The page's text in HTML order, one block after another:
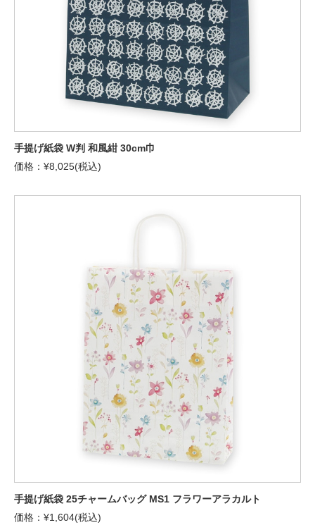
手提げ紙袋 W判 和風紺 30cm巾
価格：¥8,025(税込)
手提げ紙袋 25チャームバッグ MS1 フラワーアラカルト
価格：¥1,604(税込)